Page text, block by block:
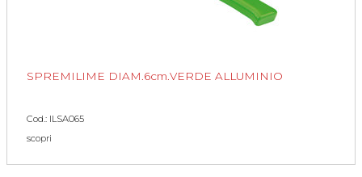
SPREMILIME DIAM.6cm.VERDE ALLUMINIO
Cod.: ILSA065
scopri